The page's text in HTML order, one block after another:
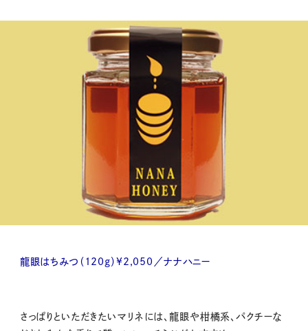
龍眼はちみつ（120g）¥2,050／ナナハニー
さっぱりといただきたいマリネには、龍眼や柑橘系、パクチーな